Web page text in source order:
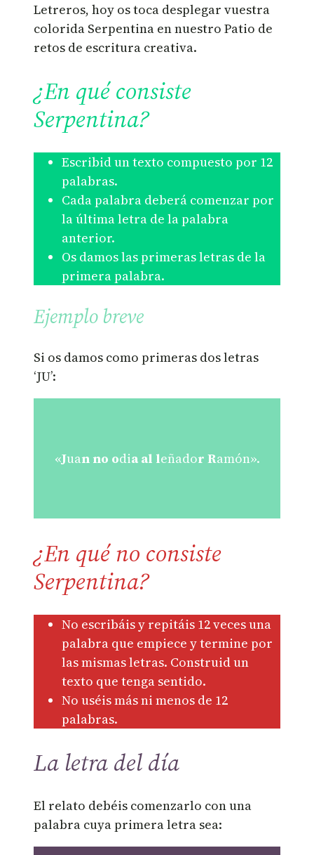
Letreros, hoy os toca desplegar vuestra
colorida Serpentina en nuestro Patio de
retos de escritura creativa.
¿En qué consiste
Serpentina?
Escribid un texto compuesto por 12
palabras.
Cada palabra deberá comenzar por
la última letra de la palabra
anterior.
Os damos las primeras letras de la
primera palabra.
Ejemplo breve
Si os damos como primeras dos letras
‘JU’:
«Juan no odia al leñador Ramón».
¿En qué no consiste
Serpentina?
No escribáis y repitáis 12 veces una
palabra que empiece y termine por
las mismas letras. Construid un
texto que tenga sentido.
No uséis más ni menos de 12
palabras.
La letra del día
El relato debéis comenzarlo con una
palabra cuya primera letra sea: